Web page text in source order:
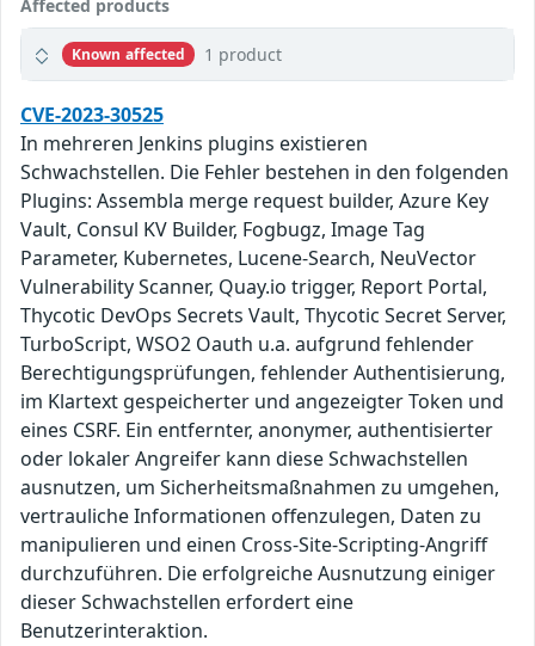
Affected products
Known affected 1 product
CVE-2023-30525
In mehreren Jenkins plugins existieren
Schwachstellen. Die Fehler bestehen in den folgenden
Plugins: Assembla merge request builder, Azure Key
Vault, Consul KV Builder, Fogbugz, Image Tag
Parameter, Kubernetes, Lucene-Search, NeuVector
Vulnerability Scanner, Quay.io trigger, Report Portal,
Thycotic DevOps Secrets Vault, Thycotic Secret Server,
TurboScript, WSO2 Oauth u.a. aufgrund fehlender
Berechtigungsprüfungen, fehlender Authentisierung,
im Klartext gespeicherter und angezeigter Token und
eines CSRF. Ein entfernter, anonymer, authentisierter
oder lokaler Angreifer kann diese Schwachstellen
ausnutzen, um Sicherheitsmaßnahmen zu umgehen,
vertrauliche Informationen offenzulegen, Daten zu
manipulieren und einen Cross-Site-Scripting-Angriff
durchzuführen. Die erfolgreiche Ausnutzung einiger
dieser Schwachstellen erfordert eine
Benutzerinteraktion.